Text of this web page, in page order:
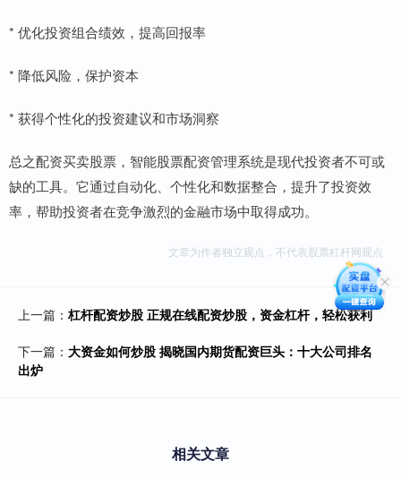
* 优化投资组合绩效，提高回报率
* 降低风险，保护资本
* 获得个性化的投资建议和市场洞察
总之配资买卖股票，智能股票配资管理系统是现代投资者不可或
缺的工具。它通过自动化、个性化和数据整合，提升了投资效
率，帮助投资者在竞争激烈的金融市场中取得成功。
文章为作者独立观点，不代表股票杠杆网观点
上一篇： 杠杆配资炒股 正规在线配资炒股，资金杠杆，轻松获利
下一篇： 大资金如何炒股 揭晓国内期货配资巨头：十大公司排名
出炉
相关文章